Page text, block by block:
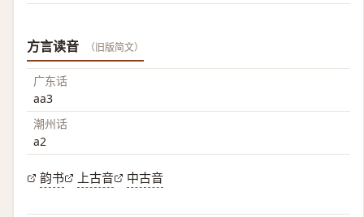
方言读音 （旧版简文）
广东话
aa3
潮州话
a2
韵书 上古音 中古音